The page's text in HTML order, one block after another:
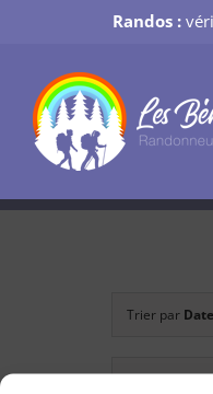
Randos :
contenu
Trier par Date
Montrer36